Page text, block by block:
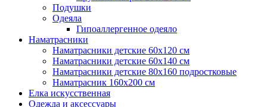
Подушки
Одеяла
Гипоаллергенное одеяло
Наматрасники
Наматрасники детские 60х120 см
Наматрасники детские 60х140 см
Наматрасники детские 80х160 подростковые
Наматрасник 160х200 см
Елка искусственная
Одежда и аксессуары